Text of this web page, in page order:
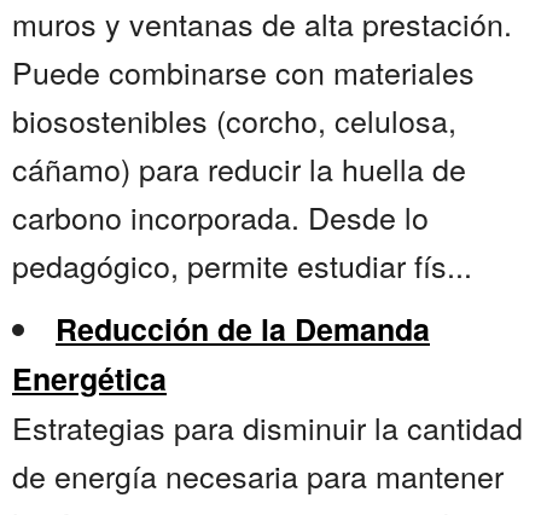
muros y ventanas de alta prestación.
Puede combinarse con materiales
biosostenibles (corcho, celulosa,
cáñamo) para reducir la huella de
carbono incorporada. Desde lo
pedagógico, permite estudiar fís...
Reducción de la Demanda
Energética
Estrategias para disminuir la cantidad
de energía necesaria para mantener